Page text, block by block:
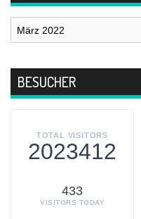
Archiv
BESUCHER
TOTAL VISITORS
2023412
433
VISITORS TODAY